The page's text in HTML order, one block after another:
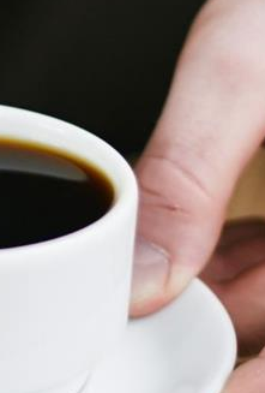
لصحة الإنسان، لاحتوائها
للجسم، ولكن ماذا
من
الملحإليها؟
تأثيرالقهوة بالملح